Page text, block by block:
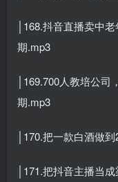
│168.抖音直播卖中
期.mp3
│169.700人教培公
期.mp3
│170.把一款白酒做
│171.把抖音主播当